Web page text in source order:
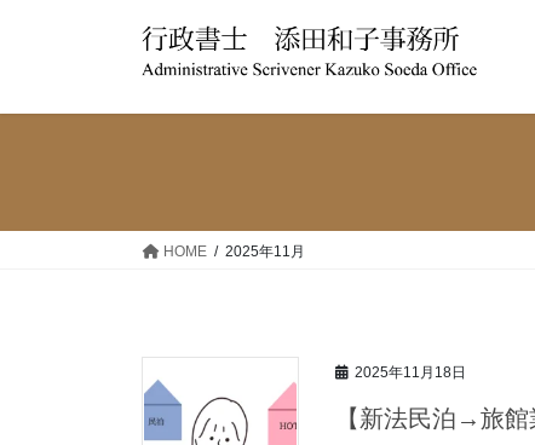
HOME 2025年11月
2025年11月18日
【新法民泊→旅